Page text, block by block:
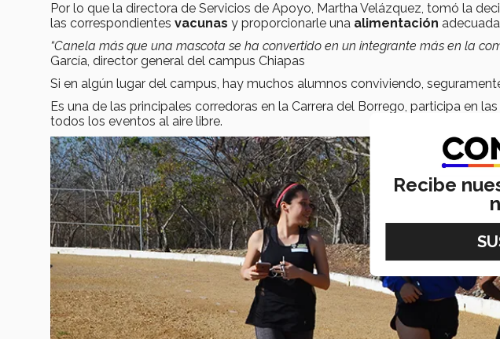
Por lo que la directora de Servicios de Apoyo, Martha Velázquez, tomó la
las correspondientes vacunas y proporcionarle una alimentación
“Canela más que una mascota se ha convertido en un integrante más en la
García, director general del campus Chiapas
Si en algún lugar del campus, hay muchos alumnos conviviendo,
Es una de las principales corredoras en la Carrera del Borrego, participa en
todos los eventos al aire libre.
Recibe